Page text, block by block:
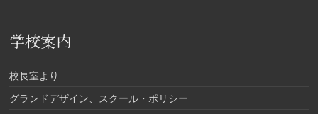
学校案内
校長室より
グランドデザイン、スクール・ポリシー